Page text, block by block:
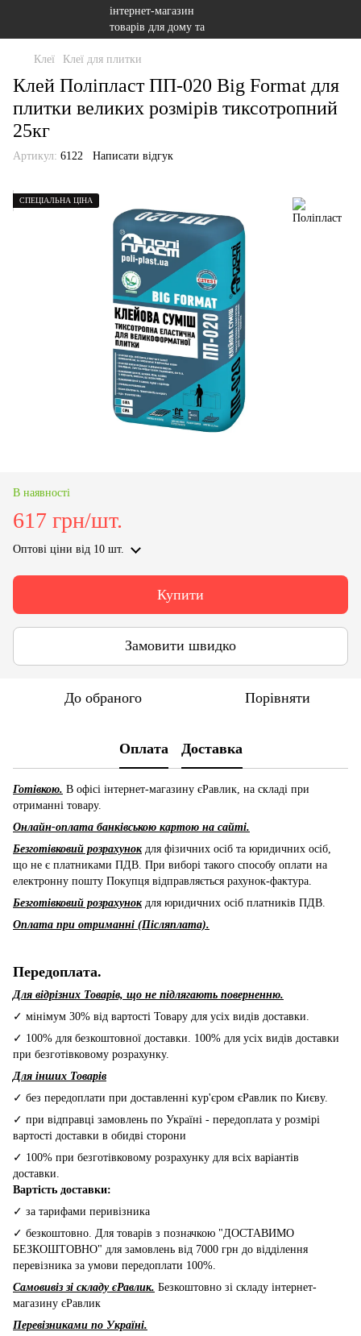
Клеї Клеї для плитки
Клей Поліпласт ПП-020 Big Format для
плитки великих розмірів тиксотропний
25кг
Артикул: 6122 Написати відгук
СПЕЦІАЛЬНА ЦІНА
В наявності
617 грн/шт.
Оптові ціни від 10 шт.
Купити
Замовити швидко
До обраного Порівняти
Оплата Доставка
Готівкою. В офісі інтернет-магазину єРавлик, на складі при
отриманні товару.
Онлайн-оплата банківською картою на сайті.
Безготівковий розрахунокдля фізичних осіб та юридичних осіб,
що не є платниками ПДВ. При виборі такого способу оплати на
електронну пошту Покупця відправляється рахунок-фактура.
Безготівковий розрахунокдля юридичних осіб платників ПДВ.
Оплата при отриманні (Післяплата).
Передоплата.
Для відрізних Товарів, що не підлягають поверненню.
✓ мінімум 30% від вартості Товару для усіх видів доставки.
✓ 100% для безкоштовної доставки. 100% для усіх видів доставки
при безготівковому розрахунку.
Для інших Товарів
✓ без передоплати при доставленні кур'єром єРавлик по Києву.
✓ при відправці замовлень по Україні - передоплата у розмірі
вартості доставки в обидві сторони
✓ 100% при безготівковому розрахунку для всіх варіантів
доставки.
Вартість доставки:
✓ за тарифами перивізника
✓ безкоштовно. Для товарів з позначкою "ДОСТАВИМО
БЕЗКОШТОВНО" для замовлень від 7000 грн до відділення
перевізника за умови передоплати 100%.
Самовивіз зі складу єРавлик. Безкоштовно зі складу інтернет-
магазину єРавлик
Перевізниками по Україні.